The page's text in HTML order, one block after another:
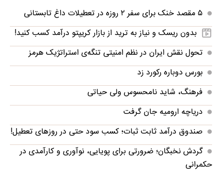
۵ مقصد خنک برای سفر ۲ روزه در تعطیلات داغ تابستانی
بدون ریسک و نیاز به ترید از بازار کریپتو درآمد کسب کنید!
تحول نقش ایران در نظم امنیتی تنگه‌ی استراتژیک هرمز
بورس دوباره رکورد زد
فرهنگ، شاید نامحسوس ولی حیاتی
دریاچه ارومیه جان گرفت
صندوق درآمد ثابت ثبات؛ کسب سود حتی در روزهای تعطیل!
گردش نخبگان؛ ضرورتی برای پویایی، نوآوری و کارآمدی در
حکمرانی